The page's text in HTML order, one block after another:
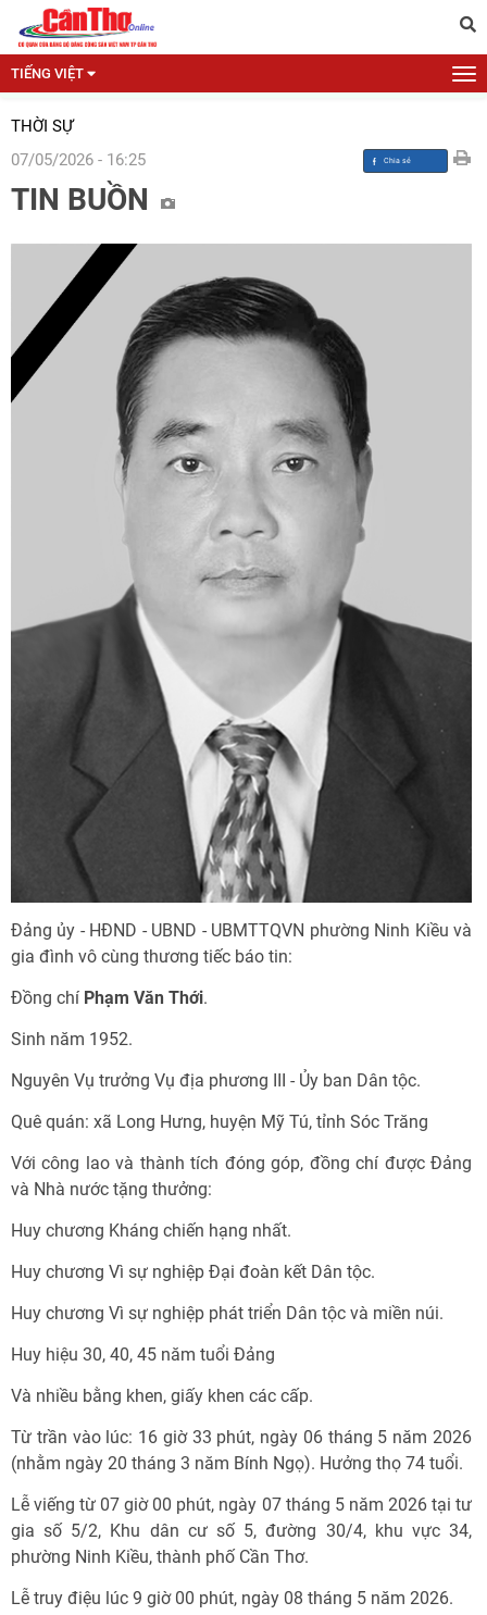
TIẾNG VIỆT
THỜI SỰ
07/05/2026 - 16:25
TIN BUỒN
Đảng ủy - HĐND - UBND - UBMTTQVN phường Ninh Kiều và
gia đình vô cùng thương tiếc báo tin:
Đồng chí Phạm Văn Thới.
Sinh năm 1952.
Nguyên Vụ trưởng Vụ địa phương III - Ủy ban Dân tộc.
Quê quán: xã Long Hưng, huyện Mỹ Tú, tỉnh Sóc Trăng
Với công lao và thành tích đóng góp, đồng chí được Đảng
và Nhà nước tặng thưởng:
Huy chương Kháng chiến hạng nhất.
Huy chương Vì sự nghiệp Đại đoàn kết Dân tộc.
Huy chương Vì sự nghiệp phát triển Dân tộc và miền núi.
Huy hiệu 30, 40, 45 năm tuổi Đảng
Và nhiều bằng khen, giấy khen các cấp.
Từ trần vào lúc: 16 giờ 33 phút, ngày 06 tháng 5 năm 2026
(nhằm ngày 20 tháng 3 năm Bính Ngọ). Hưởng thọ 74 tuổi.
Lễ viếng từ 07 giờ 00 phút, ngày 07 tháng 5 năm 2026 tại tư
gia số 5/2, Khu dân cư số 5, đường 30/4, khu vực 34,
phường Ninh Kiều, thành phố Cần Thơ.
Lễ truy điệu lúc 9 giờ 00 phút, ngày 08 tháng 5 năm 2026.